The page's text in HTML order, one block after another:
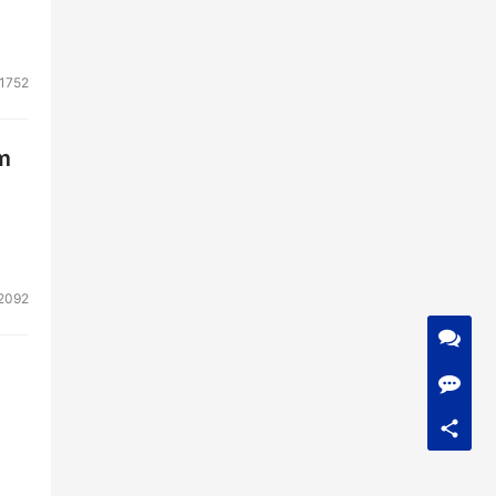
显
1752